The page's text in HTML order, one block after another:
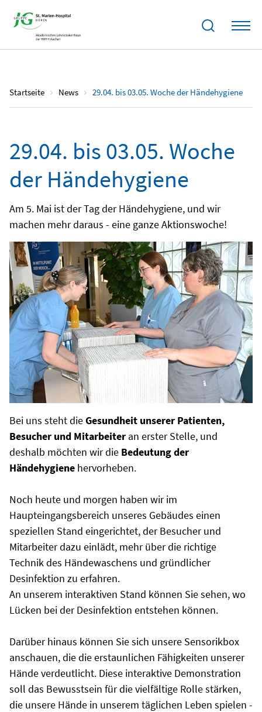
Startseite News 29.04. bis 03.05. Woche der Händehygiene
02.05.2024
29.04. bis 03.05. Woche
der Händehygiene
Am 5. Mai ist der Tag der Händehygiene, und wir
machen mehr daraus - eine ganze Aktionswoche!
Bei uns steht dieGesundheit unserer Patienten,
Besucher und Mitarbeiter an erster Stelle, und
deshalb möchten wir die Bedeutung der
Händehygiene hervorheben.
Noch heute und morgen haben wir im
Haupteingangsbereich unseres Gebäudes einen
speziellen Stand eingerichtet, der Besucher und
Mitarbeiter dazu einlädt, mehr über die richtige
Technik des Händewaschens und gründlicher
Desinfektion zu erfahren.
An unserem interaktiven Stand können Sie sehen, wo
Lücken bei der Desinfektion entstehen können.
Darüber hinaus können Sie sich unsere Sensorikbox
anschauen, die die erstaunlichen Fähigkeiten unserer
Hände verdeutlicht. Diese interaktive Demonstration
soll das Bewusstsein für die vielfältige Rolle stärken,
die unsere Hände in unserem täglichen Leben spielen -